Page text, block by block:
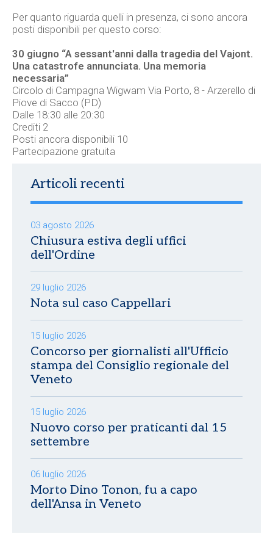
Per quanto riguarda quelli in presenza, ci sono ancora
posti disponibili per questo corso:
30 giugno “A sessant'anni dalla tragedia del Vajont.
Una catastrofe annunciata. Una memoria
necessaria”
Circolo di Campagna Wigwam Via Porto, 8 - Arzerello di
Piove di Sacco (PD)
Dalle 18:30 alle 20:30
Crediti 2
Posti ancora disponibili 10
Partecipazione gratuita
Articoli recenti
03 agosto 2026
Chiusura estiva degli uffici
dell'Ordine
29 luglio 2026
Nota sul caso Cappellari
15 luglio 2026
Concorso per giornalisti all'Ufficio
stampa del Consiglio regionale del
Veneto
15 luglio 2026
Nuovo corso per praticanti dal 15
settembre
06 luglio 2026
Morto Dino Tonon, fu a capo
dell'Ansa in Veneto